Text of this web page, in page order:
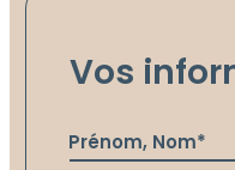
Vos
Prénom, Nom*